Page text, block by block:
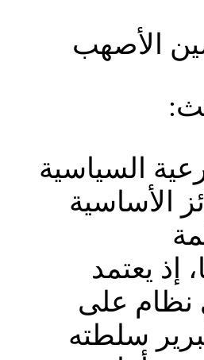
الأصهب
السياسية
الأساسية
إذ يعتمد
نظام على
سلطته